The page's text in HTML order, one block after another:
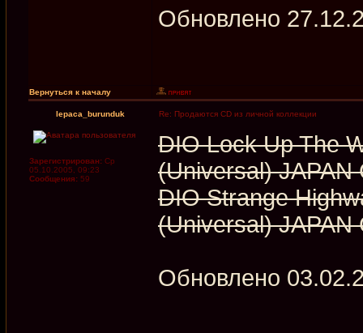
Обновлено
Вернуться к началу
lepaca_burunduk Re: Продаются CD из личной коллекции
Зарегистрирован: Ср
05.10.2005, 09:23
Сообщения: 59
DIO Lock Up The
(Universal) JAPAN
DIO Strange
(Universal) JAPAN
Обновлено